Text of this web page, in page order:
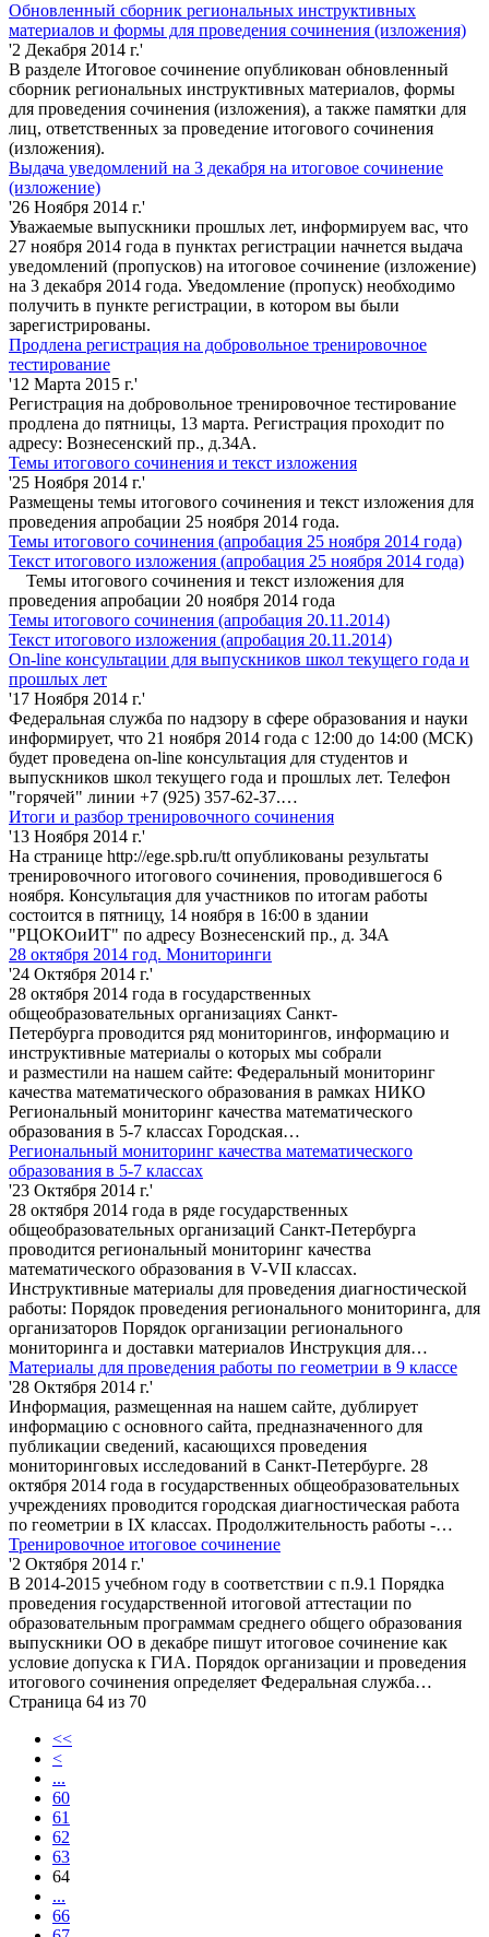
Обновленный сборник региональных инструктивных
материалов и формы для проведения сочинения (изложения)
'2 Декабря 2014 г.'
В разделе Итоговое сочинение опубликован обновленный
сборник региональных инструктивных материалов, формы
для проведения сочинения (изложения), а также памятки для
лиц, ответственных за проведение итогового сочинения
(изложения).
Выдача уведомлений на 3 декабря на итоговое сочинение
(изложение)
'26 Ноября 2014 г.'
Уважаемые выпускники прошлых лет, информируем вас, что
27 ноября 2014 года в пунктах регистрации начнется выдача
уведомлений (пропусков) на итоговое сочинение (изложение)
на 3 декабря 2014 года. Уведомление (пропуск) необходимо
получить в пункте регистрации, в котором вы были
зарегистрированы.
Продлена регистрация на добровольное тренировочное
тестирование
'12 Марта 2015 г.'
Регистрация на добровольное тренировочное тестирование
продлена до пятницы, 13 марта. Регистрация проходит по
адресу: Вознесенский пр., д.34А.
Темы итогового сочинения и текст изложения
'25 Ноября 2014 г.'
Размещены темы итогового сочинения и текст изложения для
проведения апробации 25 ноября 2014 года.
Темы итогового сочинения (апробация 25 ноября 2014 года)
Текст итогового изложения (апробация 25 ноября 2014 года)
Темы итогового сочинения и текст изложения для
проведения апробации 20 ноября 2014 года
Темы итогового сочинения (апробация 20.11.2014)
Текст итогового изложения (апробация 20.11.2014)
On-line консультации для выпускников школ текущего года и
прошлых лет
'17 Ноября 2014 г.'
Федеральная служба по надзору в сфере образования и науки
информирует, что 21 ноября 2014 года с 12:00 до 14:00 (МСК)
будет проведена on-line консультация для студентов и
выпускников школ текущего года и прошлых лет. Телефон
"горячей" линии +7 (925) 357-62-37.…
Итоги и разбор тренировочного сочинения
'13 Ноября 2014 г.'
На странице http://ege.spb.ru/tt опубликованы результаты
тренировочного итогового сочинения, проводившегося 6
ноября. Консультация для участников по итогам работы
состоится в пятницу, 14 ноября в 16:00 в здании
"РЦОКОиИТ" по адресу Вознесенский пр., д. 34А
28 октября 2014 год. Мониторинги
'24 Октября 2014 г.'
28 октября 2014 года в государственных
общеобразовательных организациях Санкт-
Петербурга проводится ряд мониторингов, информацию и
инструктивные материалы о которых мы собрали
и разместили на нашем сайте: Федеральный мониторинг
качества математического образования в рамках НИКО
Региональный мониторинг качества математического
образования в 5-7 классах Городская…
Региональный мониторинг качества математического
образования в 5-7 классах
'23 Октября 2014 г.'
28 октября 2014 года в ряде государственных
общеобразовательных организаций Санкт-Петербурга
проводится региональный мониторинг качества
математического образования в V-VII классах.
Инструктивные материалы для проведения диагностической
работы: Порядок проведения регионального мониторинга, для
организаторов Порядок организации регионального
мониторинга и доставки материалов Инструкция для…
Материалы для проведения работы по геометрии в 9 классе
'28 Октября 2014 г.'
Информация, размещенная на нашем сайте, дублирует
информацию с основного сайта, предназначенного для
публикации сведений, касающихся проведения
мониторинговых исследований в Санкт-Петербурге. 28
октября 2014 года в государственных общеобразовательных
учреждениях проводится городская диагностическая работа
по геометрии в IX классах. Продолжительность работы -…
Тренировочное итоговое сочинение
'2 Октября 2014 г.'
В 2014-2015 учебном году в соответствии с п.9.1 Порядка
проведения государственной итоговой аттестации по
образовательным программам среднего общего образования
выпускники ОО в декабре пишут итоговое сочинение как
условие допуска к ГИА. Порядок организации и проведения
итогового сочинения определяет Федеральная служба…
Страница 64 из 70
<<
<
...
60
61
62
63
64
...
66